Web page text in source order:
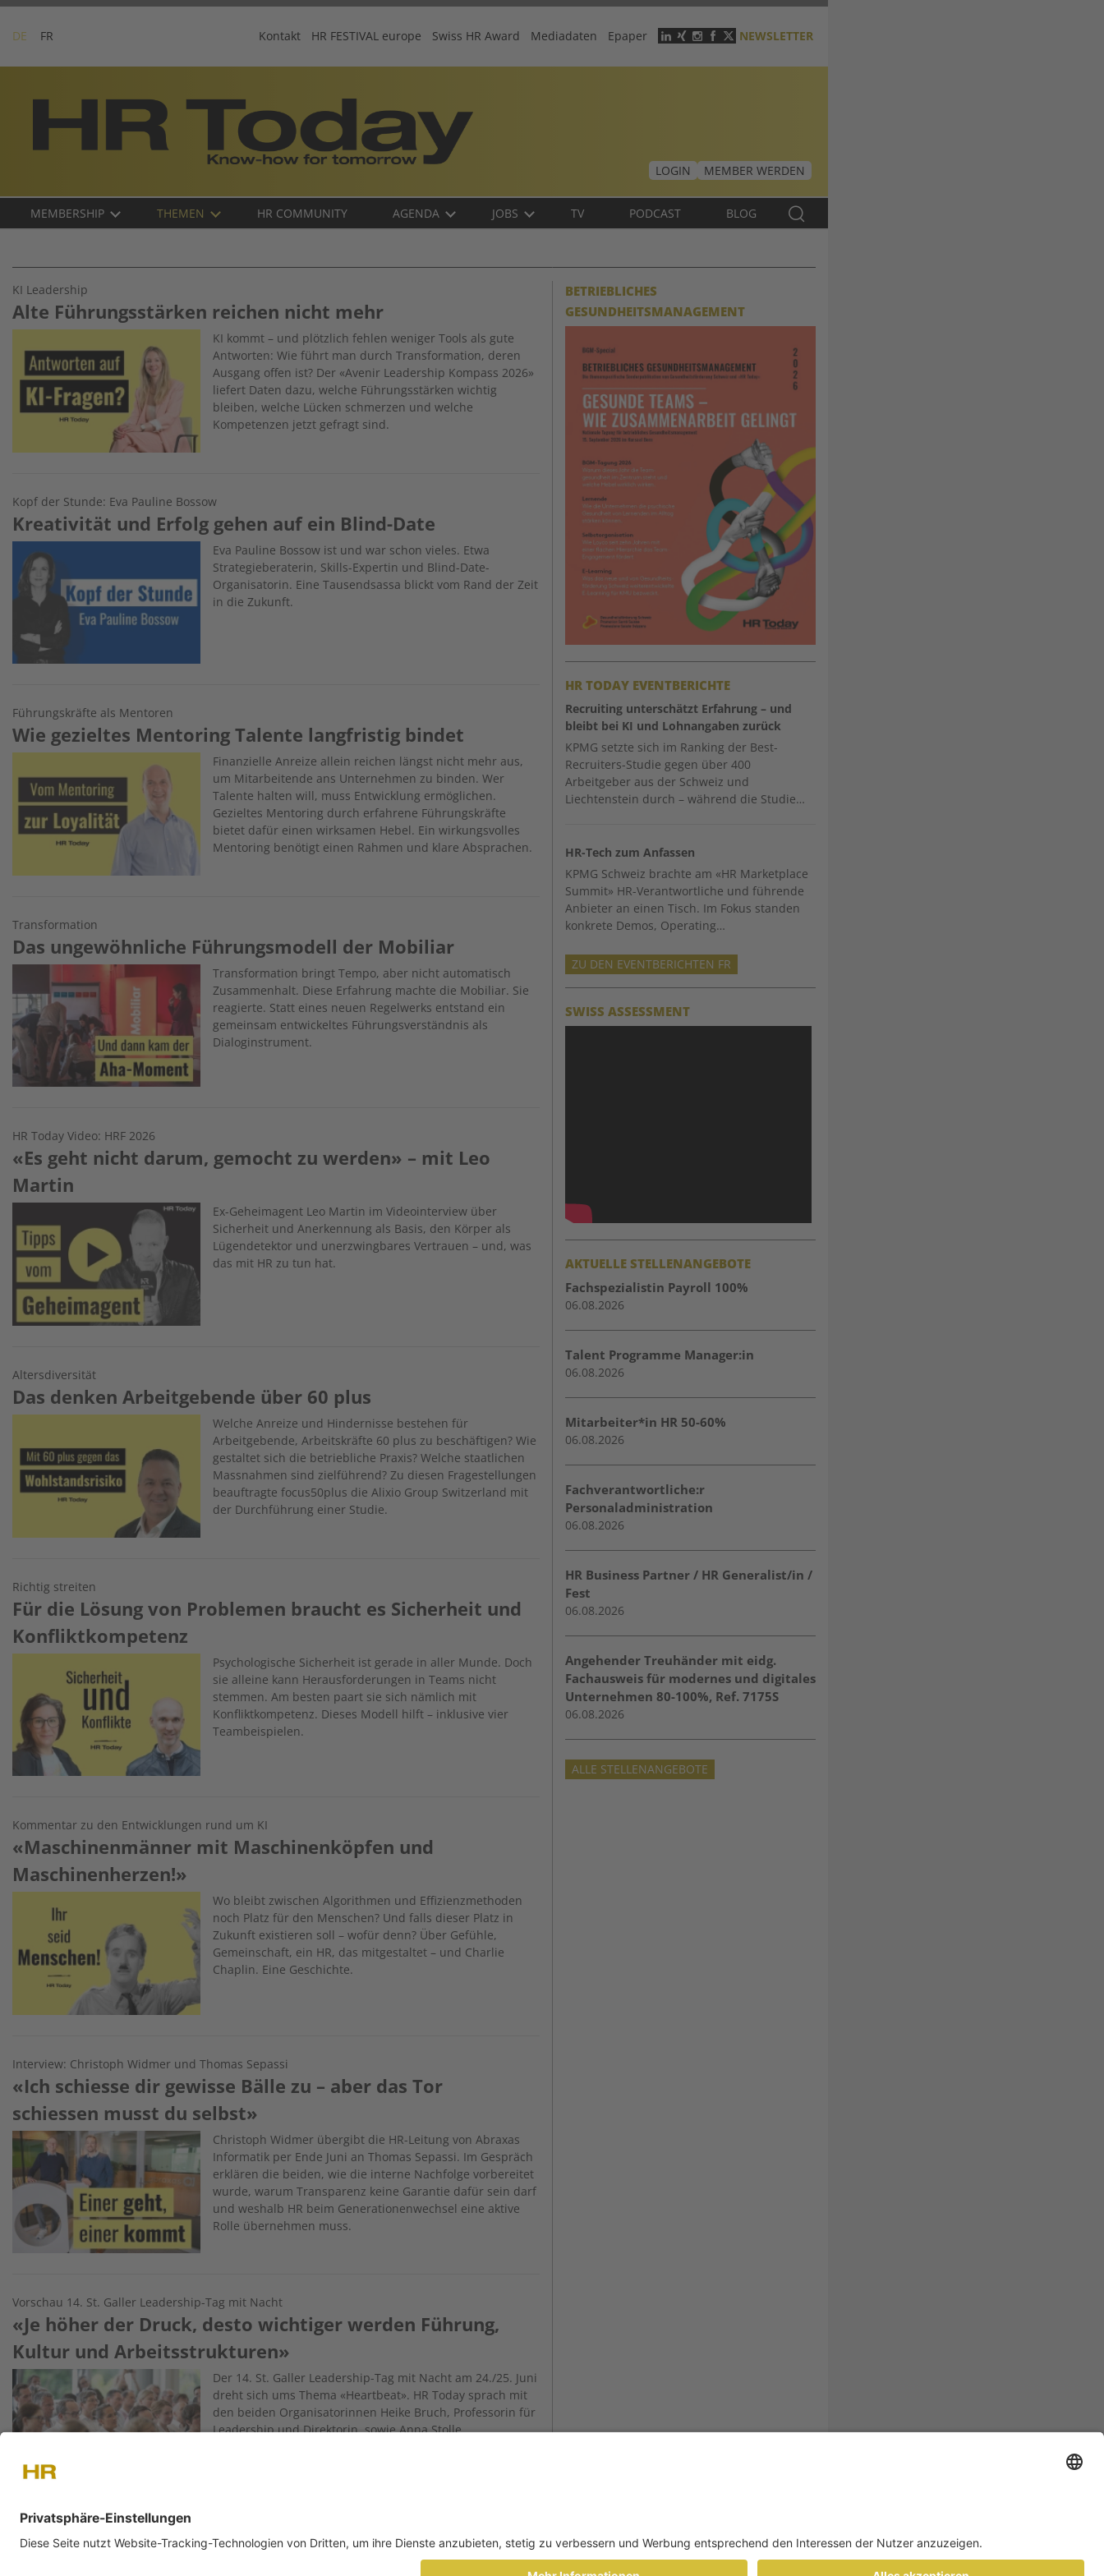
Skip
content
DE FR
Header
menu
Kontakt HR FESTIVAL europe Swiss HR Award Mediadaten Epaper NEWSLETTER
LOGIN
MEMBER WERDEN
Main
DE
MEMBERSHIP THEMEN HR COMMUNITY AGENDA JOBS TV PODCAST BLOG
KI Leadership
Alte Führungsstärken reichen nicht mehr
KI kommt – und plötzlich fehlen weniger Tools als gute
Antworten: Wie führt man durch Transformation, deren
Ausgang offen ist? Der «Avenir Leadership Kompass 2026»
liefert Daten dazu, welche Führungsstärken wichtig
bleiben, welche Lücken schmerzen und welche
Kompetenzen jetzt gefragt sind.
Kopf der Stunde: Eva Pauline Bossow
Kreativität und Erfolg gehen auf ein Blind-Date
Image
Eva Pauline Bossow ist und war schon vieles. Etwa
Strategieberaterin, Skills-Expertin und Blind-Date-
Organisatorin. Eine Tausendsassa blickt vom Rand der Zeit
in die Zukunft.
Führungskräfte als Mentoren
Wie gezieltes Mentoring Talente langfristig bindet
Finanzielle Anreize allein reichen längst nicht mehr aus,
um Mitarbeitende ans Unternehmen zu binden. Wer
Talente halten will, muss Entwicklung ermöglichen.
Gezieltes Mentoring durch erfahrene Führungskräfte
bietet dafür einen wirksamen Hebel. Ein wirkungsvolles
Mentoring benötigt einen Rahmen und klare Absprachen.
Transformation
Das ungewöhnliche Führungsmodell der Mobiliar
Transformation bringt Tempo, aber nicht automatisch
Zusammenhalt. Diese Erfahrung machte die Mobiliar. Sie
reagierte. Statt eines neuen Regelwerks entstand ein
gemeinsam entwickeltes Führungsverständnis als
Dialoginstrument.
HR Today Video: HRF 2026
«Es geht nicht darum, gemocht zu werden» – mit Leo
Martin
Ex-Geheimagent Leo Martin im Videointerview über
Sicherheit und Anerkennung als Basis, den Körper als
Lügendetektor und unerzwingbares Vertrauen – und, was
das mit HR zu tun hat.
Altersdiversität
Das denken Arbeitgebende über 60 plus
Welche Anreize und Hindernisse bestehen für
Arbeitgebende, Arbeitskräfte 60 plus zu beschäftigen? Wie
gestaltet sich die betriebliche Praxis? Welche staatlichen
Massnahmen sind zielführend? Zu diesen Fragestellungen
beauftragte focus50plus die Alixio Group Switzerland mit
der Durchführung einer Studie.
Richtig streiten
Für die Lösung von Problemen braucht es Sicherheit und
Konfliktkompetenz
Psychologische Sicherheit ist gerade in aller Munde. Doch
sie alleine kann Herausforderungen in Teams nicht
stemmen. Am besten paart sie sich nämlich mit
Konfliktkompetenz. Dieses Modell hilft – inklusive vier
Teambeispielen.
Kommentar zu den Entwicklungen rund um KI
«Maschinenmänner mit Maschinenköpfen und
Maschinenherzen!»
Wo bleibt zwischen Algorithmen und Effizienzmethoden
noch Platz für den Menschen? Und falls dieser Platz in
Zukunft existieren soll – wofür denn? Über Gefühle,
Gemeinschaft, ein HR, das mitgestaltet – und Charlie
Chaplin. Eine Geschichte.
Interview: Christoph Widmer und Thomas Sepassi
«Ich schiesse dir gewisse Bälle zu – aber das Tor
schiessen musst du selbst»
Image
Christoph Widmer übergibt die HR-Leitung von Abraxas
Informatik per Ende Juni an Thomas Sepassi. Im Gespräch
erklären die beiden, wie die interne Nachfolge vorbereitet
wurde, warum Transparenz keine Garantie dafür sein darf
und weshalb HR beim Generationenwechsel eine aktive
Rolle übernehmen muss.
Vorschau 14. St. Galler Leadership-Tag mit Nacht
«Je höher der Druck, desto wichtiger werden Führung,
Kultur und Arbeitsstrukturen»
Image
Der 14. St. Galler Leadership-Tag mit Nacht am 24./25. Juni
dreht sich ums Thema «Heartbeat». HR Today sprach mit
den beiden Organisatorinnen Heike Bruch, Professorin für
Leadership und Direktorin, sowie Anna Stolle,
Change Management
BETRIEBLICHES
GESUNDHEITSMANAGEMENT
HR TODAY EVENTBERICHTE
Recruiting unterschätzt Erfahrung – und
bleibt bei KI und Lohnangaben zurück
KPMG setzte sich im Ranking der Best-
Recruiters-Studie gegen über 400
Arbeitgeber aus der Schweiz und
Liechtenstein durch – während die Studie…
HR-Tech zum Anfassen
KPMG Schweiz brachte am «HR Marketplace
Summit» HR-Verantwortliche und führende
Anbieter an einen Tisch. Im Fokus standen
konkrete Demos, Operating…
ZU DEN EVENTBERICHTEN FR
SWISS ASSESSMENT
AKTUELLE STELLENANGEBOTE
Fachspezialistin Payroll 100%
06.08.2026
Talent Programme Manager:in
06.08.2026
Mitarbeiter*in HR 50-60%
06.08.2026
Fachverantwortliche:r
Personaladministration
06.08.2026
HR Business Partner / HR Generalist/in /
Fest
06.08.2026
Angehender Treuhänder mit eidg.
Fachausweis für modernes und digitales
Unternehmen 80-100%, Ref. 7175S
06.08.2026
ALLE STELLENANGEBOTE